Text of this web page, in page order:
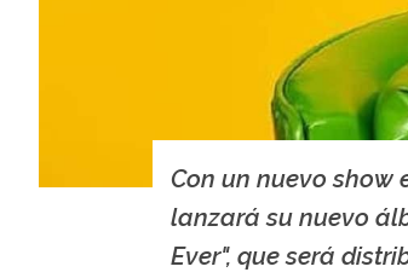
Con un nuevo show
lanzará su nuevo
Ever", que será